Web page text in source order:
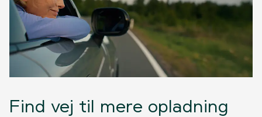
Find vej til mere opladning